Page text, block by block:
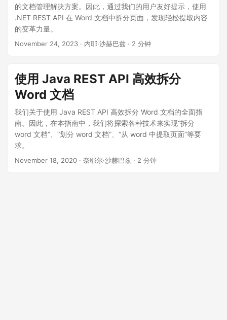
的文档管理解决方案。因此，通过我们的用户友好提示，使用
.NET REST API 在 Word 文档中拆分页面，发现轻松提取内容
的变革力量。
November 24, 2023 · 内耶·沙赫巴兹 · 2 分钟
使用 Java REST API 高效拆分
Word 文档
我们关于使用 Java REST API 高效拆分 Word 文档的全面指
南。因此，在本指南中，我们将探索各种技术来实现“拆分
word 文档”、“划分 word 文档”、“从 word 中提取页面”等要
求。
November 18, 2020 · 奈耶尔·沙赫巴兹 · 2 分钟